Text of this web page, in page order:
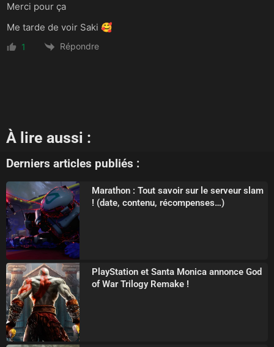
Merci pour ça
Me tarde de voir Saki 🥰
1 Répondre
À lire aussi :
Derniers articles publiés :
Marathon : Tout savoir sur le serveur slam
! (date, contenu, récompenses…)
PlayStation et Santa Monica annonce God
of War Trilogy Remake !